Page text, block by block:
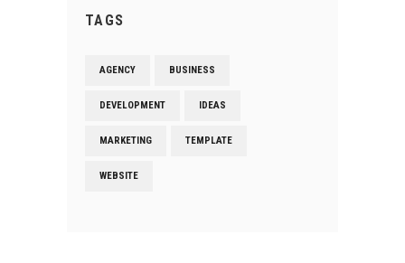
TAGS
AGENCY BUSINESS
DEVELOPMENT IDEAS
MARKETING TEMPLATE
WEBSITE